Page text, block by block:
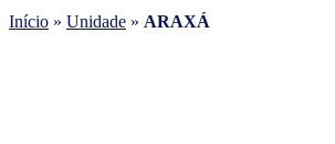
Início » Unidade » ARAXÁ